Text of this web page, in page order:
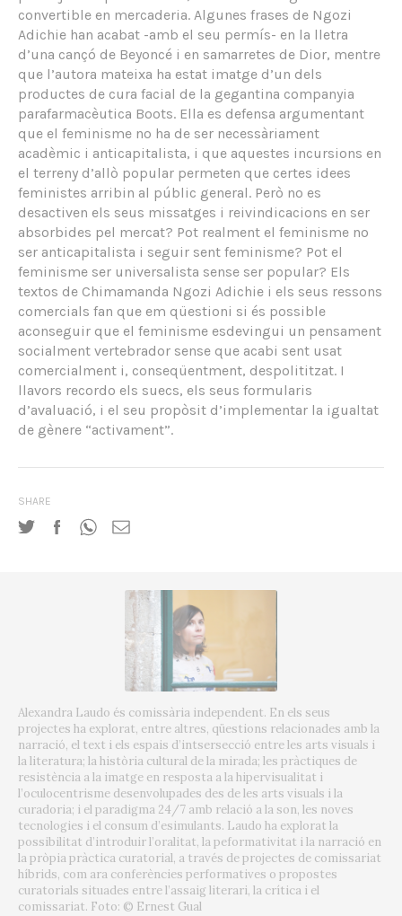
convertible en mercaderia. Algunes frases de Ngozi
Adichie han acabat -amb el seu permís- en la lletra
d’una cançó de Beyoncé i en samarretes de Dior, mentre
que l’autora mateixa ha estat imatge d’un dels
productes de cura facial de la gegantina companyia
parafarmacèutica Boots. Ella es defensa argumentant
que el feminisme no ha de ser necessàriament
acadèmic i anticapitalista, i que aquestes incursions en
el terreny d’allò popular permeten que certes idees
feministes arribin al públic general. Però no es
desactiven els seus missatges i reivindicacions en ser
absorbides pel mercat? Pot realment el feminisme no
ser anticapitalista i seguir sent feminisme? Pot el
feminisme ser universalista sense ser popular? Els
textos de Chimamanda Ngozi Adichie i els seus ressons
comercials fan que em qüestioni si és possible
aconseguir que el feminisme esdevingui un pensament
socialment vertebrador sense que acabi sent usat
comercialment i, conseqüentment, despolititzat. I
llavors recordo els suecs, els seus formularis
d’avaluació, i el seu propòsit d’implementar la igualtat
de gènere “activament”.
SHARE
Alexandra Laudo és comissària independent. En els seus
projectes ha explorat, entre altres, qüestions relacionades amb la
narració, el text i els espais d’intsersecció entre les arts visuals i
la literatura; la història cultural de la mirada; les pràctiques de
resistència a la imatge en resposta a la hipervisualitat i
l’oculocentrisme desenvolupades des de les arts visuals i la
curadoria; i el paradigma 24/7 amb relació a la son, les noves
tecnologies i el consum d’esimulants. Laudo ha explorat la
possibilitat d’introduir l’oralitat, la peformativitat i la narració en
la pròpia pràctica curatorial, a través de projectes de comissariat
híbrids, com ara conferències performatives o propostes
curatorials situades entre l’assaig literari, la crítica i el
comissariat. Foto: © Ernest Gual